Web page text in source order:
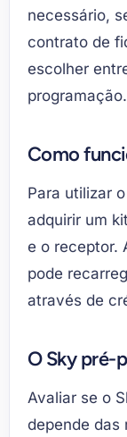
necessário,
contrato de
escolher
programação.
Como
Para utilizar
adquirir um
e o receptor.
pode
através de
O Sky pré-
Avaliar se o
depende das